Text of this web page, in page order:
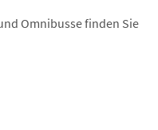
Omnibusse finden Sie